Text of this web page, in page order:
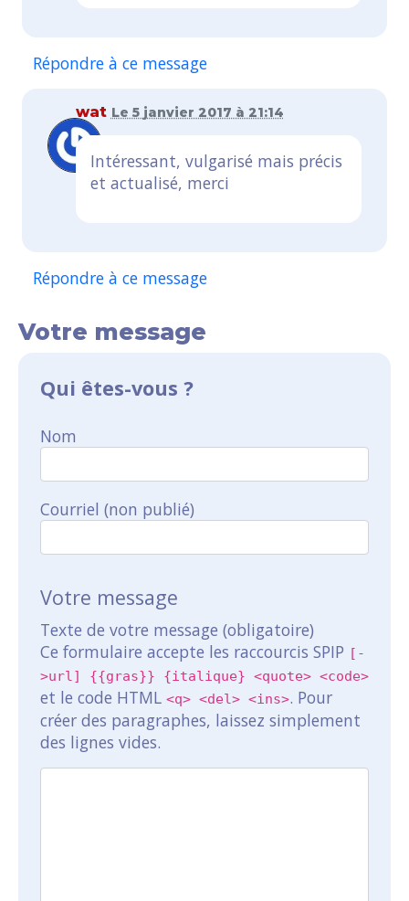
Répondre à ce message
wat Le 5 janvier 2017 à 21:14
Intéressant, vulgarisé mais précis
et actualisé, merci
Répondre à ce message
Votre message
Qui êtes-vous ?
Nom
Courriel (non publié)
Votre message
Texte de votre message (obligatoire)
Ce formulaire accepte les raccourcis SPIP [-
>url] {{gras}} {italique} <quote> <code>
et le code HTML <q> <del> <ins>. Pour
créer des paragraphes, laissez simplement
des lignes vides.